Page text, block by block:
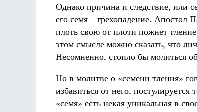
Однако причина и следствие, или
его семя – грехопадение. Апостол
плоть свою от плоти пожнет
этом смысле можно сказать, что
Несомненно, стоило бы молиться
Но в молитве о «семени тления»
избавиться от него,
«семя» есть некая уникальная в